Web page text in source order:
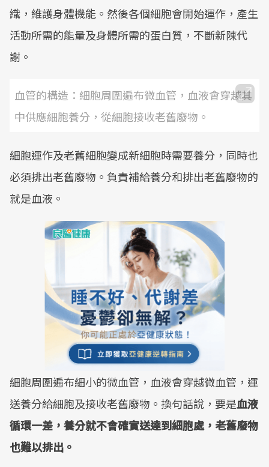
織，維護身體機能。然後各個細胞會開始運作，產生
活動所需的能量及身體所需的蛋白質，不斷新陳代
謝。
血管的構造：細胞周圍遍布微血管，血液會穿越其
中供應細胞養分，從細胞接收老舊廢物。
細胞運作及老舊細胞變成新細胞時需要養分，同時也
必須排出老舊廢物。負責補給養分和排出老舊廢物的
就是血液。
細胞周圍遍布細小的微血管，血液會穿越微血管，運
送養分給細胞及接收老舊廢物。換句話說，要是血液
循環一差，養分就不會確實送達到細胞處，老舊廢物
也難以排出。